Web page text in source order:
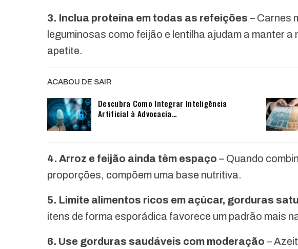
3. Inclua proteína em todas as refeições – Carnes
leguminosas como feijão e lentilha ajudam a manter
apetite.
ACABOU DE SAIR
Descubra Como Integrar Inteligência
Artificial à Advocacia…
4. Arroz e feijão ainda têm espaço – Quando
proporções, compõem uma base nutritiva.
5. Limite alimentos ricos em açúcar, gorduras
itens de forma esporádica favorece um padrão mais
6. Use gorduras saudáveis com moderação –